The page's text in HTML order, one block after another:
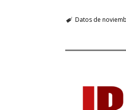
Datos de